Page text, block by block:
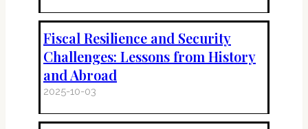
Fiscal Resilience and Security
Challenges: Lessons from History
and Abroad
2025-10-03